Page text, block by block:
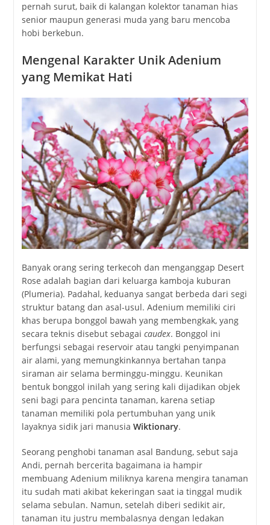
pernah surut, baik di kalangan kolektor tanaman hias
senior maupun generasi muda yang baru mencoba
hobi berkebun.
Mengenal Karakter Unik Adenium
yang Memikat Hati
Banyak orang sering terkecoh dan menganggap Desert
Rose adalah bagian dari keluarga kamboja kuburan
(Plumeria). Padahal, keduanya sangat berbeda dari segi
struktur batang dan asal-usul. Adenium memiliki ciri
khas berupa bonggol bawah yang membengkak, yang
secara teknis disebut sebagai caudex. Bonggol ini
berfungsi sebagai reservoir atau tangki penyimpanan
air alami, yang memungkinkannya bertahan tanpa
siraman air selama berminggu-minggu. Keunikan
bentuk bonggol inilah yang sering kali dijadikan objek
seni bagi para pencinta tanaman, karena setiap
tanaman memiliki pola pertumbuhan yang unik
layaknya sidik jari manusia Wiktionary.
Seorang penghobi tanaman asal Bandung, sebut saja
Andi, pernah bercerita bagaimana ia hampir
membuang Adenium miliknya karena mengira tanaman
itu sudah mati akibat kekeringan saat ia tinggal mudik
selama sebulan. Namun, setelah diberi sedikit air,
tanaman itu justru membalasnya dengan ledakan